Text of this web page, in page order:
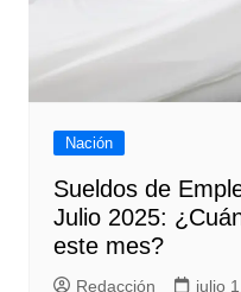
Nación
Sueldos de
Julio 2025:
este mes?
Redacción julio